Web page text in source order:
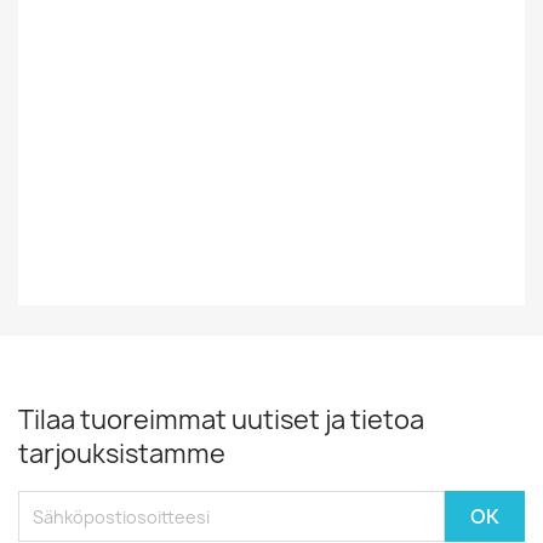
Tilaa tuoreimmat uutiset ja tietoa
tarjouksistamme